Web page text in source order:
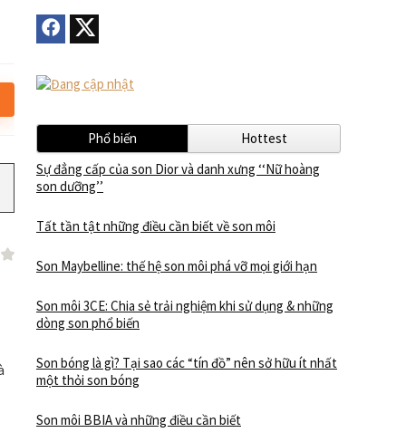
Phổ biến
Hottest
Sự đẳng cấp của son Dior và danh xưng ‘‘Nữ hoàng
son dưỡng’’
Tất tần tật những điều cần biết về son môi
Son Maybelline: thế hệ son môi phá vỡ mọi giới hạn
Son môi 3CE: Chia sẻ trải nghiệm khi sử dụng & những
dòng son phổ biến
Son bóng là gì? Tại sao các “tín đồ” nên sở hữu ít nhất
một thỏi son bóng
Son môi BBIA và những điều cần biết